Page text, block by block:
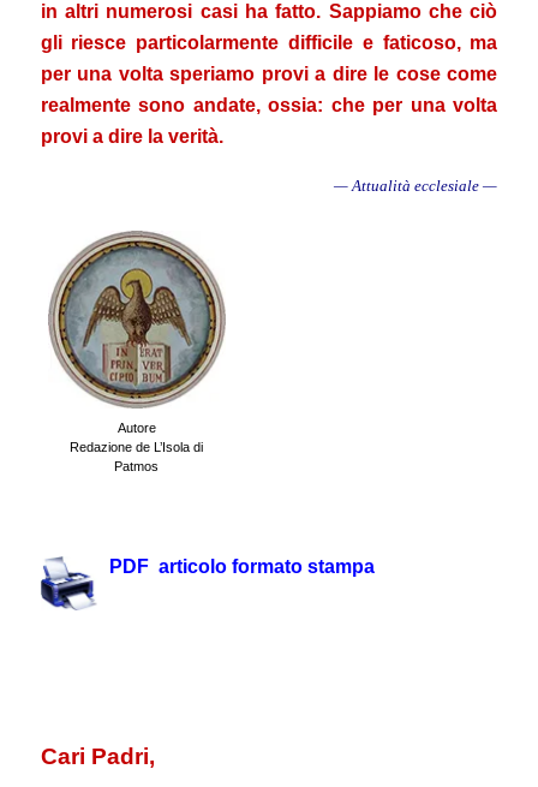
in altri numerosi casi ha fatto. Sappiamo che ciò
gli riesce particolarmente difficile e faticoso, ma
per una volta speriamo provi a dire le cose come
realmente sono andate, ossia: che per una volta
provi a dire la verità.
— Attualità ecclesiale —
Autore
Redazione de L’Isola di
Patmos
PDF articolo formato stampa
Cari Padri,